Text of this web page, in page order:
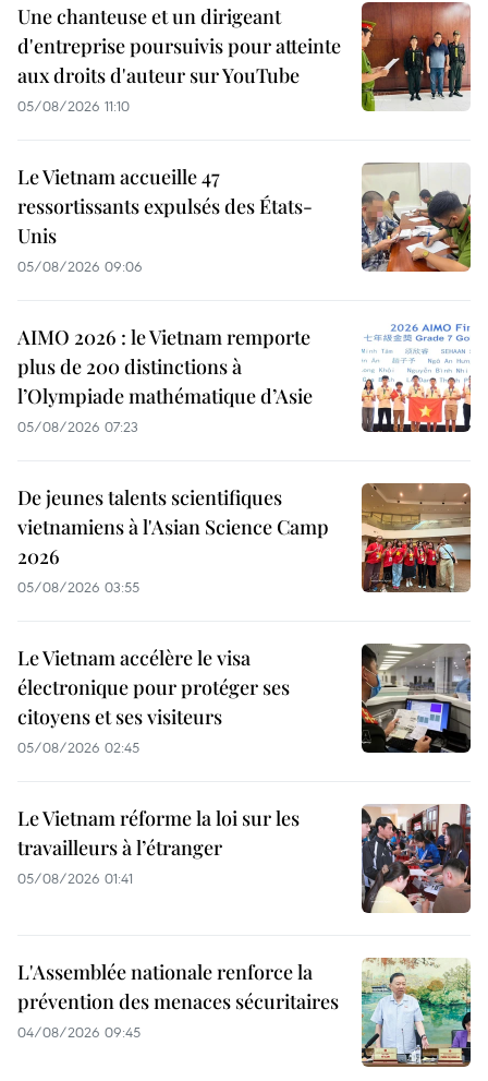
Une chanteuse et un dirigeant
d'entreprise poursuivis pour atteinte
aux droits d'auteur sur YouTube
05/08/2026 11:10
Le Vietnam accueille 47
ressortissants expulsés des États-
Unis
05/08/2026 09:06
AIMO 2026 : le Vietnam remporte
plus de 200 distinctions à
l’Olympiade mathématique d’Asie
05/08/2026 07:23
De jeunes talents scientifiques
vietnamiens à l'Asian Science Camp
2026
05/08/2026 03:55
Le Vietnam accélère le visa
électronique pour protéger ses
citoyens et ses visiteurs
05/08/2026 02:45
Le Vietnam réforme la loi sur les
travailleurs à l’étranger
05/08/2026 01:41
L'Assemblée nationale renforce la
prévention des menaces sécuritaires
04/08/2026 09:45